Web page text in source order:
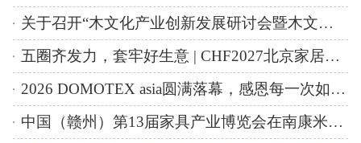
关于召开“木文化产业创新发展研讨会暨木文化创意产业创新联盟第二届理事会会议”的通知（第一轮）
五圈齐发力，套牢好生意 | CHF2027北京家居展开启精准套局
2026 DOMOTEX asia圆满落幕，感恩每一次如约而至，明年再续虹桥之约
中国（赣州）第13届家具产业博览会在南康米兰国际家居城开幕